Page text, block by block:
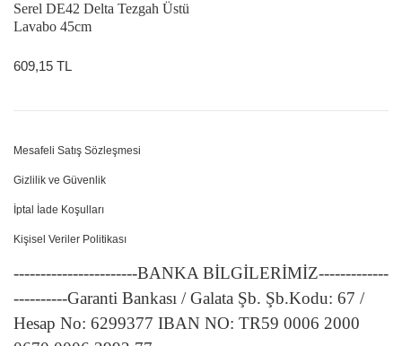
Serel DE42 Delta Tezgah Üstü
Lavabo 45cm
609,15 TL
Mesafeli Satış Sözleşmesi
Gizlilik ve Güvenlik
İptal İade Koşulları
Kişisel Veriler Politikası
-----------------------BANKA BİLGİLERİMİZ-------------
----------Garanti Bankası / Galata Şb. Şb.Kodu: 67 /
Hesap No: 6299377 IBAN NO: TR59 0006 2000